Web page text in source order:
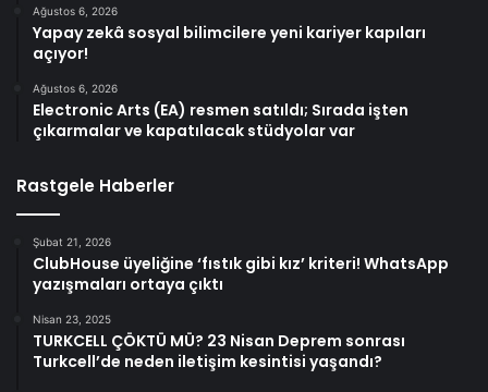
Ağustos 6, 2026
Yapay zekâ sosyal bilimcilere yeni kariyer kapıları
açıyor!
Ağustos 6, 2026
Electronic Arts (EA) resmen satıldı; Sırada işten
çıkarmalar ve kapatılacak stüdyolar var
Rastgele Haberler
Şubat 21, 2026
ClubHouse üyeliğine ‘fıstık gibi kız’ kriteri! WhatsApp
yazışmaları ortaya çıktı
Nisan 23, 2025
TURKCELL ÇÖKTÜ MÜ? 23 Nisan Deprem sonrası
Turkcell’de neden iletişim kesintisi yaşandı?